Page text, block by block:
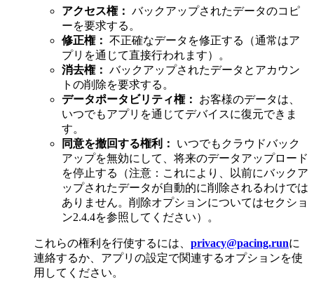
アクセス権： バックアップされたデータのコピ
ーを要求する。
修正権： 不正確なデータを修正する（通常はア
プリを通じて直接行われます）。
消去権： バックアップされたデータとアカウン
トの削除を要求する。
データポータビリティ権：
お客様のデータは、
いつでもアプリを通じてデバイスに復元できま
す。
同意を撤回する権利：
いつでもクラウドバック
アップを無効にして、将来のデータアップロード
を停止する（注意：これにより、以前にバックア
ップされたデータが自動的に削除されるわけでは
ありません。削除オプションについてはセクショ
ン2.4.4を参照してください）。
これらの権利を行使するには、 privacy@pacing.runに
連絡するか、アプリの設定で関連するオプションを使
用してください。